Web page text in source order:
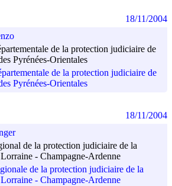
de la protection judiciaire de
Pyrénées-Orientales
de la protection judiciaire de
Pyrénées-Orientales
18/11/2004
de la protection judiciaire de la
Lorraine - Champagne-Ardenne
de la protection judiciaire de la
Lorraine - Champagne-Ardenne
18/11/2004